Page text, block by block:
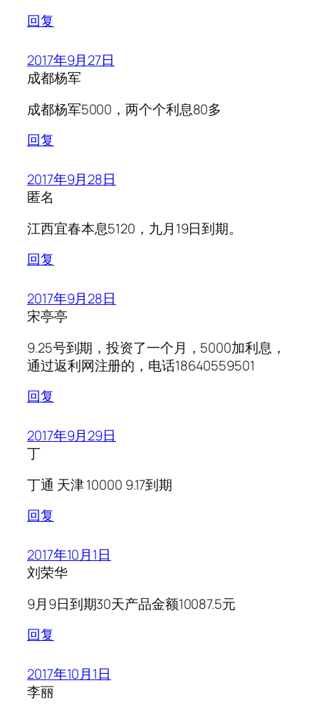
回复
2017年9月27日
成都杨军
成都杨军5000，两个个利息80多
回复
2017年9月28日
匿名
江西宜春本息5120，九月19日到期。
回复
2017年9月28日
宋亭亭
9.25号到期，投资了一个月，5000加利息，
通过返利网注册的，电话18640559501
回复
2017年9月29日
丁
丁通 天津 10000 9.17到期
回复
2017年10月1日
刘荣华
9月9日到期30天产品金额10087.5元
回复
2017年10月1日
李丽